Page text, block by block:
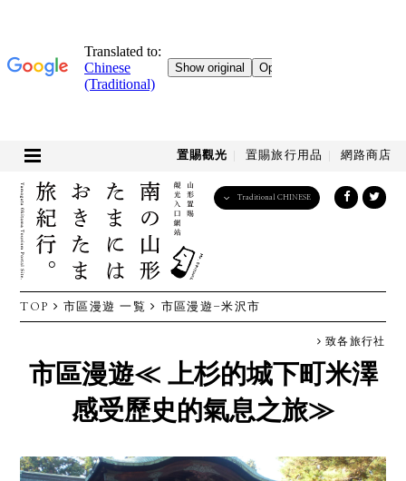
置賜觀光 置賜旅行用品 網路商店
Traditional CHINESE
TOP 市區漫遊 一覧 市區漫遊-米沢市
致各旅行社
市區漫遊≪ 上杉的城下町米澤
感受歷史的氣息之旅≫